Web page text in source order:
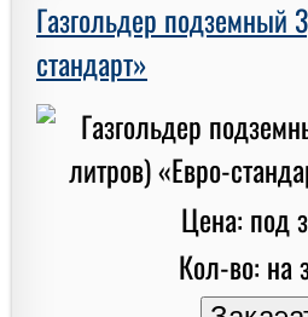
Газгольдер подземный
стандарт»
Цена: под
Кол-во: на